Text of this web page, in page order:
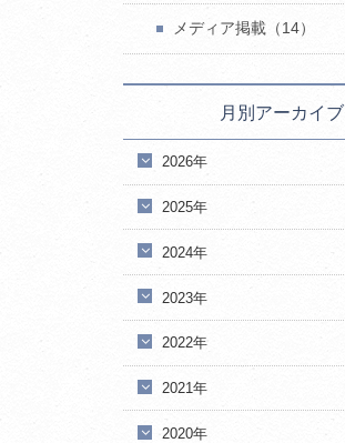
メディア掲載（14）
月別アーカイブ
2026年
2025年
2024年
2023年
2022年
2021年
2020年